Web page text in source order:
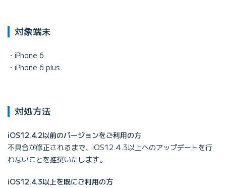
対象端末
iPhone 6
iPhone 6 plus
対処方法
iOS12.4.2以前のバージョンをご利用の方
不具合が修正されるまで、iOS12.4.3以上へのアップデートを行
わないことを推奨いたします。
iOS12.4.3以上を既にご利用の方